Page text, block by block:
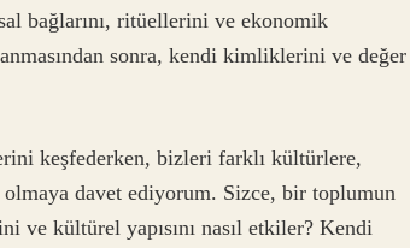
bağlarını, ritüellerini ve ekonomik
sonra, kendi kimliklerini ve değer
keşfederken, bizleri farklı kültürlere,
davet ediyorum. Sizce, bir toplumun
kültürel yapısını nasıl etkiler? Kendi